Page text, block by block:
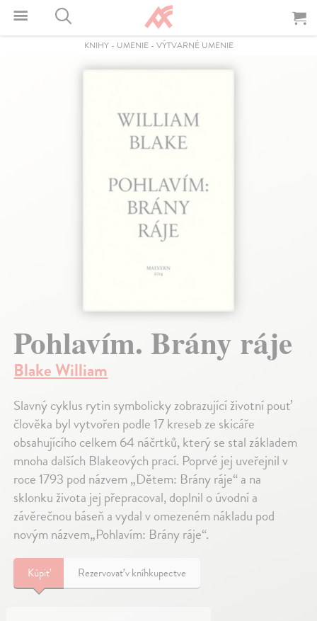
KNIHY- UMENIE- VÝTVARNÉ UMENIE
Pohlavím. Brány ráje
Blake William
Slavný cyklus rytin symbolicky zobrazující životní pouť
člověka byl vytvořen podle 17 kreseb ze skicáře
obsahujícího celkem 64 náčrtků, který se stal základem
mnoha dalších Blakeových prací. Poprvé jej uveřejnil v
roce 1793 pod názvem „Dětem: Brány ráje“ a na
sklonku života jej přepracoval, doplnil o úvodní a
závěrečnou báseň a vydal v omezeném nákladu pod
novým názvem„Pohlavím: Brány ráje“.
Kúpiť Rezervovať v kníhkupectve